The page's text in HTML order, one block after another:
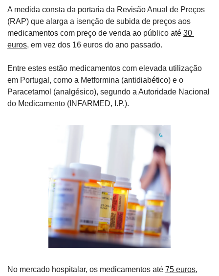
A medida consta da portaria da Revisão Anual de Preços
(RAP) que alarga a isenção de subida de preços aos
medicamentos com preço de venda ao público até 30
euros, em vez dos 16 euros do ano passado.
Entre estes estão medicamentos com elevada utilização
em Portugal, como a Metformina (antidiabético) e o
Paracetamol (analgésico), segundo a Autoridade Nacional
do Medicamento (INFARMED, I.P.).
No mercado hospitalar, os medicamentos até 75 euros,